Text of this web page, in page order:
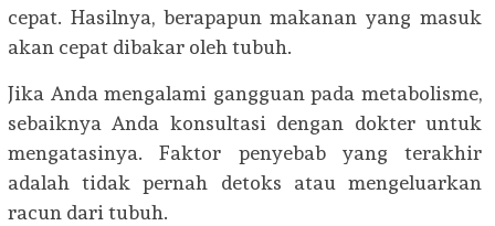
cepat. Hasilnya, berapapun makanan yang masuk
akan cepat dibakar oleh tubuh.
Jika Anda mengalami gangguan pada metabolisme,
sebaiknya Anda konsultasi dengan dokter untuk
mengatasinya. Faktor penyebab yang terakhir
adalah tidak pernah detoks atau mengeluarkan
racun dari tubuh.